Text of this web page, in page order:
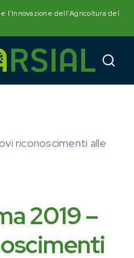
l'Innovazione dell'Agricoltura del
riconoscimenti alle
2019 –